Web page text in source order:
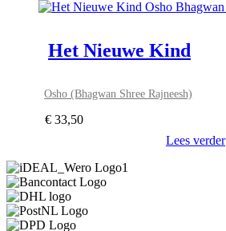
Het Nieuwe Kind
Osho (Bhagwan Shree Rajneesh)
€ 33,50
Lees verder